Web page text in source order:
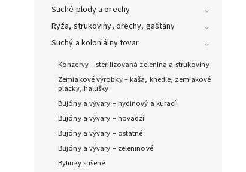
Suché plody a orechy
Ryža, strukoviny, orechy, gaštany
Suchý a koloniálny tovar
Konzervy – sterilizovaná zelenina a strukoviny
Zemiakové výrobky – kaša, knedle, zemiakové
placky, halušky
Bujóny a vývary – hydinový a kurací
Bujóny a vývary – hovädzí
Bujóny a vývary – ostatné
Bujóny a vývary – zeleninové
Bylinky sušené